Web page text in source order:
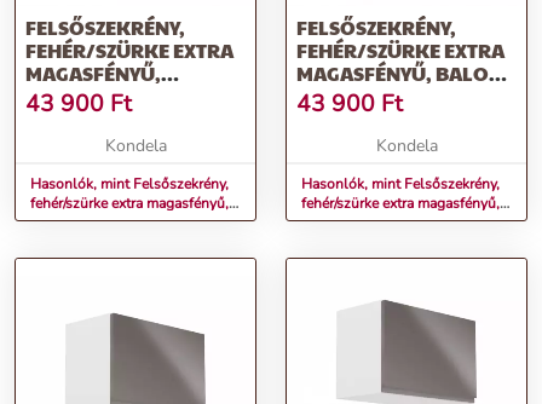
FELSŐSZEKRÉNY,
FEHÉR/SZÜRKE EXTRA
MAGASFÉNYŰ,
JOBBOS, AURORA G40
43 900 Ft
Kondela
Hasonlók, mint Felsőszekrény,
fehér/szürke extra magasfényű,
jobbos, AURORA G40
FELSŐSZEKRÉNY,
FEHÉR/SZÜRKE EXTRA
MAGASFÉNYŰ, BALOS,
AURORA G40
43 900 Ft
Kondela
Hasonlók, mint Felsőszekrény,
fehér/szürke extra magasfényű,
balos, AURORA G40